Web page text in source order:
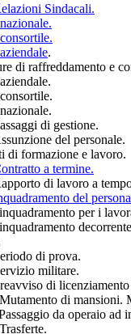
Sindacali.
.
di raffreddamento e
di gestione.
del personale.
di formazione e lavoro.
a termine.
di lavoro a
del
per i
di prova.
militare.
di
di mansioni.
da operaio ad